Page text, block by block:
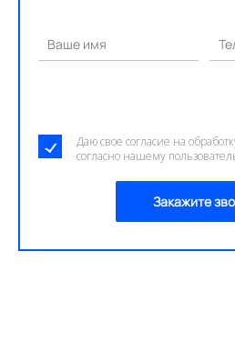
Ваше имя
Даю свое согласие на
согласно нашему
Закажите